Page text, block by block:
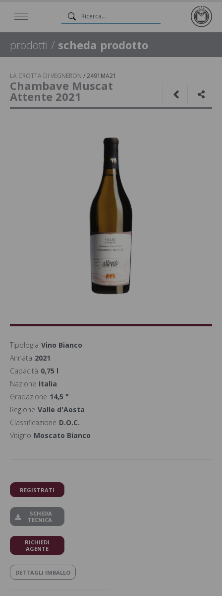
prodotti / scheda prodotto
LA CROTTA DI VEGNERON /2491MA21
Chambave Muscat
Attente 2021
Tipologia Vino Bianco
Annata 2021
Capacità 0,75 l
Nazione Italia
Gradazione 14,5 °
Regione Valle d'Aosta
Classificazione D.O.C.
Vitigno Moscato Bianco
REGISTRATI
SCHEDA
TECNICA
RICHIEDI
AGENTE
DETTAGLI IMBALLO